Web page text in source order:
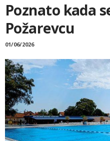
Poznato kada
Požarevcu
01/06/2026